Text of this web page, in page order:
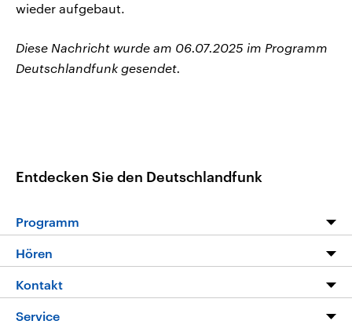
wieder aufgebaut.
Diese Nachricht wurde am 06.07.2025 im Programm
Deutschlandfunk gesendet.
Entdecken Sie den Deutschlandfunk
Programm
Programm
Die Nachrichten
Nachrichtenleicht
Hören
Livestream
Kontakt
Hörerservice
Service